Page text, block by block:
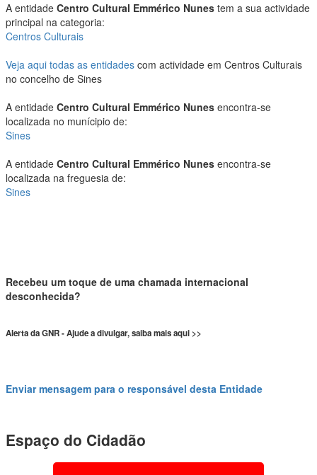
A entidade Centro Cultural Emmérico Nunes tem a sua actividade
principal na categoria:
Centros Culturais
Veja aqui todas as entidades com actividade em Centros Culturais
no concelho de Sines
A entidade Centro Cultural Emmérico Nunes encontra-se
localizada no munícipio de:
Sines
A entidade Centro Cultural Emmérico Nunes encontra-se
localizada na freguesia de:
Sines
Recebeu um toque de uma chamada internacional
desconhecida?
Alerta da GNR - Ajude a divulgar, saiba mais aqui >>
Enviar mensagem para o responsável desta Entidade
Espaço do Cidadão